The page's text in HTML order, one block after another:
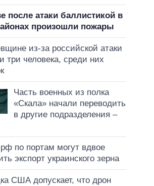
после атаки баллистикой в
произошли пожары
из-за российской атаки
три человека, среди них
Часть военных из полка
«Скала» начали переводить
в другие подразделения –
по портам могут вдвое
экспорт украинского зерна
США допускает, что дрон